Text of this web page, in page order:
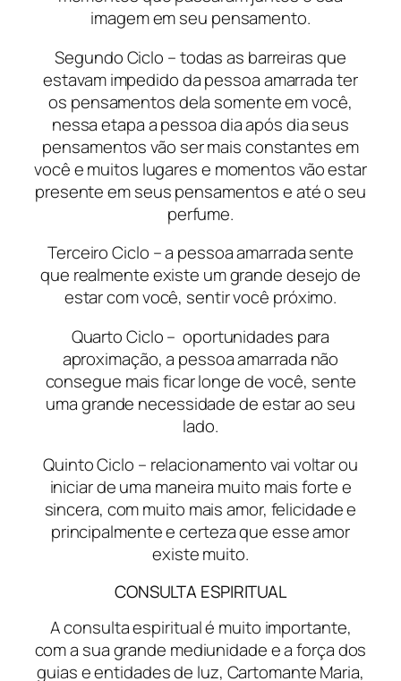
imagem em seu pensamento.
Segundo Ciclo – todas as barreiras que
estavam impedido da pessoa amarrada ter
os pensamentos dela somente em você,
nessa etapa a pessoa dia após dia seus
pensamentos vão ser mais constantes em
você e muitos lugares e momentos vão estar
presente em seus pensamentos e até o seu
perfume.
Terceiro Ciclo – a pessoa amarrada sente
que realmente existe um grande desejo de
estar com você, sentir você próximo.
Quarto Ciclo – oportunidades para
aproximação, a pessoa amarrada não
consegue mais ficar longe de você, sente
uma grande necessidade de estar ao seu
lado.
Quinto Ciclo – relacionamento vai voltar ou
iniciar de uma maneira muito mais forte e
sincera, com muito mais amor, felicidade e
principalmente e certeza que esse amor
existe muito.
CONSULTA ESPIRITUAL
A consulta espiritual é muito importante,
com a sua grande mediunidade e a força dos
guias e entidades de luz, Cartomante Maria,